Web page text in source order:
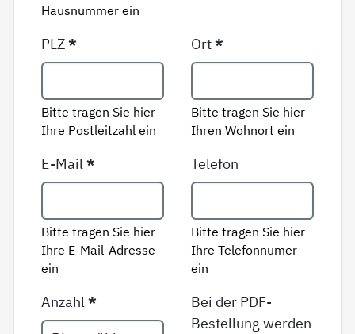
Hausnummer ein
PLZ*
Bitte tragen Sie hier
Ihre Postleitzahl ein
Ort*
Bitte tragen Sie hier
Ihren Wohnort ein
E-Mail*
Bitte tragen Sie hier
Ihre E-Mail-Adresse
ein
Telefon
Bitte tragen Sie hier
Ihre Telefonnumer
ein
Anzahl*
Bei der PDF-
Bestellung werden